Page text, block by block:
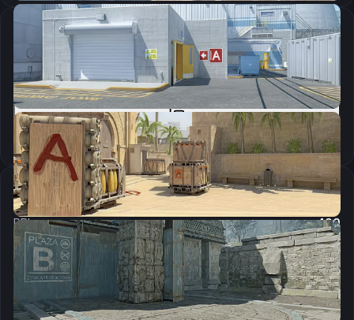
Параметры запуска
Скопировать
Настройки мыши
DPI:
400
Чувствительность мыши в игре:
2
Чувствительность мыши в зуме:
1
Чувствительность мыши в Windows:
6/11